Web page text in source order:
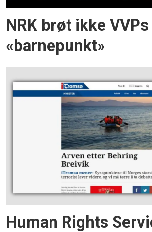
NRK brøt ikke VVPs
«barnepunkt»
Human Rights